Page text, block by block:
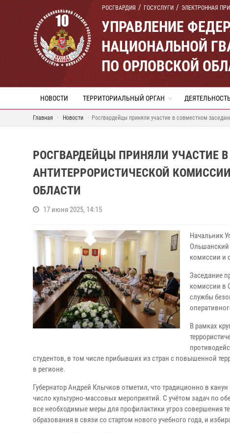
РОСГВАРДИЯ ГОСУСЛУГИ ЭЛЕКТРОННАЯ
УПРАВЛЕНИЕ
НАЦИОНАЛЬНОЙ
ПО ОРЛОВСКОЙ
НОВОСТИ ТЕРРИТОРИАЛЬНЫЙ ОРГАН ДЕЯТЕЛЬНОСТЬ
Главная Новости Росгвардейцы приняли участие в совместном
РОСГВАРДЕЙЦЫ ПРИНЯЛИ УЧАСТИЕ
АНТИТЕРРОРИСТИЧЕСКОЙ
ОБЛАСТИ
17 июня 2025, 14:15
Начальник
Ольшанский
комиссии и
Заседание
комиссии в
службы
В рамках
студентов, в том числе прибывших из стран с повышенной
в регионе.
Губернатор Андрей Клычков отметил, что традиционно в
число культурно-массовых мероприятий. С учётом задач по
все необходимые меры для профилактики угроз совершения
образования в связи со стартом нового учебного года, и